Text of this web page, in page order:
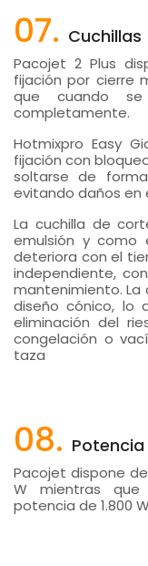
07. Cuchillas
Pacojet 2 Plus
fijación por cierre
que cuando
completamente.
Hotmixpro Easy
fijación con
soltarse de
evitando daños en
La cuchilla de
emulsión y como
deteriora con el
independiente,
mantenimiento. La
diseño cónico, lo
eliminación del
congelación o
taza
08. Potencia
Pacojet dispone
W mientras que
potencia de 1.800